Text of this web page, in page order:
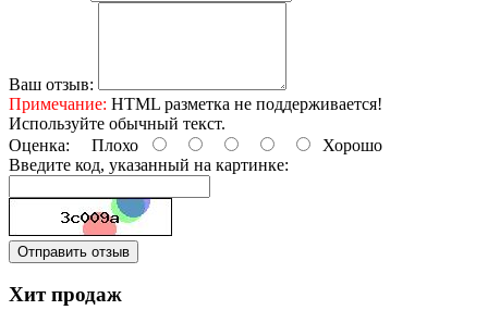
Ваш отзыв:
Примечание: HTML разметка не поддерживается!
Используйте обычный текст.
Оценка: Плохо
Хорошо
Введите код, указанный на картинке:
Отправить отзыв
Хит продаж